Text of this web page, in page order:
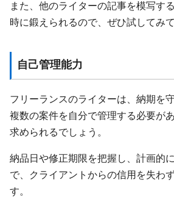
また、他のライターの記事を模写す
時に鍛えられるので、ぜひ試してみて
自己管理能力
フリーランスのライターは、納期を
複数の案件を自分で管理する必要が
求められるでしょう。
納品日や修正期限を把握し、計画的
で、クライアントからの信用を失わ
す。